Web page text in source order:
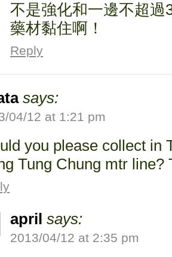
不是強化和一邊不超
藥材黏住啊！
Reply
says:
04/12 at 1:21 pm
you please collect in
Tung Chung mtr line?
april says:
2013/04/12 at 2:35 pm